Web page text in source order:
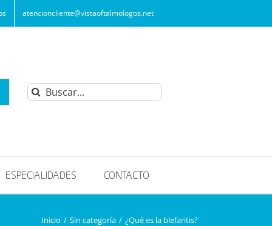
atencioncliente@vistaoftalmologos.net
Buscar:
ESPECIALIDADES CONTACTO
Inicio / Sin categoría / ¿Qué es la blefaritis?